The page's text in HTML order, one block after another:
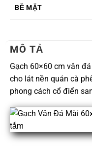
BỀ MẶT
MÔ TẢ
Gạch 60×60 cm vân
cho lát nền quán cà
phong cách cổ điển